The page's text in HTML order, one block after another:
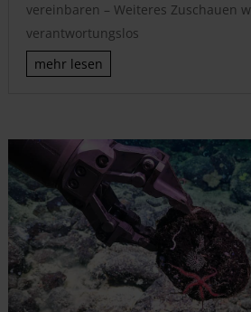
vereinbaren – Weiteres Zuschauen
verantwortungslos
mehr lesen